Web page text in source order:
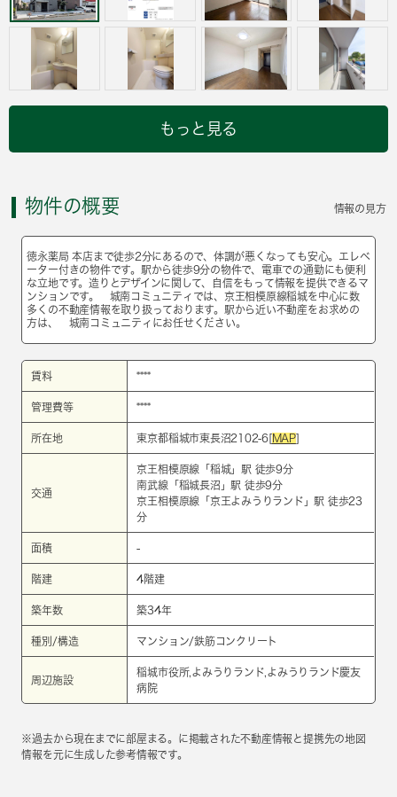
もっと見る
物件の概要 情報の見方
徳永薬局 本店まで徒歩2分にあるので、体調が悪くなっても安心。エレベ
ーター付きの物件です。駅から徒歩9分の物件で、電車での通勤にも便利
な立地です。造りとデザインに関して、自信をもって情報を提供できるマ
ンションです。 城南コミュニティでは、京王相模原線稲城を中心に数
多くの不動産情報を取り扱っております。駅から近い不動産をお求めの
方は、 城南コミュニティにお任せください。
賃料 ****
管理費等 ****
所在地 東京都稲城市東長沼2102-6[ MAP]
交通
京王相模原線 「 稲城」駅 徒歩9分
南武線 「 稲城長沼 」駅 徒歩9分
京王相模原線 「 京王よみうりランド 」駅 徒歩23
分
面積 -
階建 4階建
築年数 築34年
種別/構造 マンション/鉄筋コンクリート
周辺施設
稲城市役所,よみうりランド,よみうりランド慶友
病院
※過去から現在までに部屋まる。に掲載された不動産情報と提携先の地図
情報を元に生成した参考情報です。